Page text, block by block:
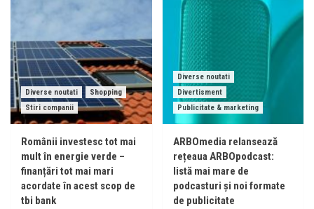
Diverse noutati
Shopping
Stiri companii
Românii investesc tot mai
mult în energie verde –
finanțări tot mai mari
acordate în acest scop de
tbi bank
Diverse noutati
Divertisment
Publicitate & marketing
ARBOmedia relansează
rețeaua ARBOpodcast:
listă mai mare de
podcasturi și noi formate
de publicitate